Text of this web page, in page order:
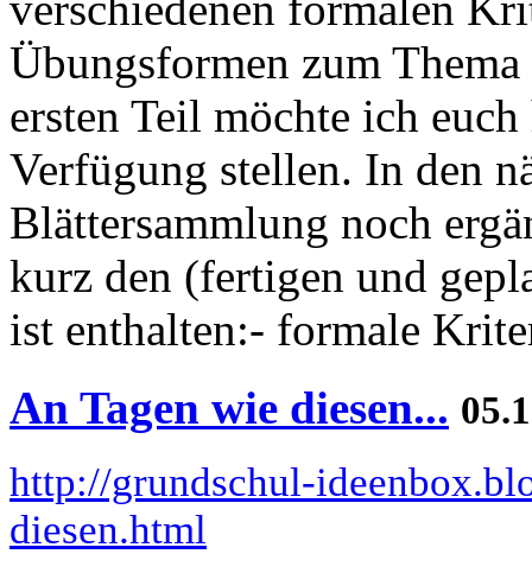
Übungsformen zum
ersten Teil möchte ich
Verfügung stellen. In den
Blättersammlung noch
kurz den (fertigen und
ist enthalten:- formale
An Tagen wie diesen...
http://grundschul-
diesen.html